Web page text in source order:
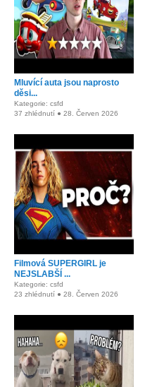
Mluvící auta jsou naprosto
děsi...
Kategorie: csfd
37 zhlédnutí ● 28. Červen 2026
Filmová SUPERGIRL je
NEJSLABŠÍ ...
Kategorie: csfd
23 zhlédnutí ● 28. Červen 2026